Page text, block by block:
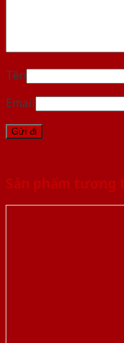
Tên
Email
Sản phẩm tương